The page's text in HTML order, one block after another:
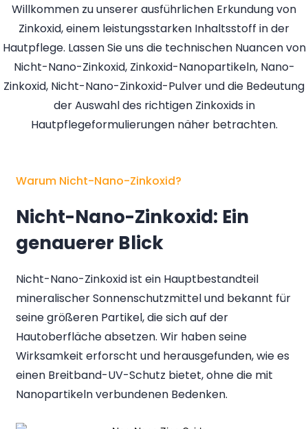
Willkommen zu unserer ausführlichen Erkundung von
Zinkoxid, einem leistungsstarken Inhaltsstoff in der
Hautpflege. Lassen Sie uns die technischen Nuancen von
Nicht-Nano-Zinkoxid, Zinkoxid-Nanopartikeln, Nano-
Zinkoxid, Nicht-Nano-Zinkoxid-Pulver und die Bedeutung
der Auswahl des richtigen Zinkoxids in
Hautpflegeformulierungen näher betrachten.
Warum Nicht-Nano-Zinkoxid?
Nicht-Nano-Zinkoxid: Ein
genauerer Blick
Nicht-Nano-Zinkoxid ist ein Hauptbestandteil
mineralischer Sonnenschutzmittel und bekannt für
seine größeren Partikel, die sich auf der
Hautoberfläche absetzen. Wir haben seine
Wirksamkeit erforscht und herausgefunden, wie es
einen Breitband-UV-Schutz bietet, ohne die mit
Nanopartikeln verbundenen Bedenken.